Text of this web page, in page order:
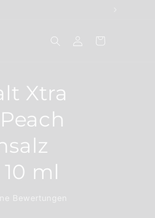
EinloggenWarenkorb
Xtra
ml
Bewertungen